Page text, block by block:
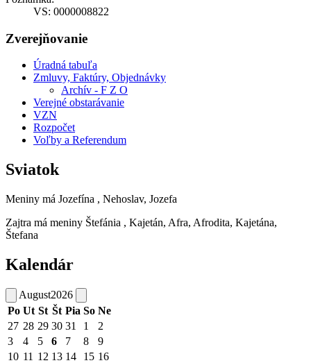
VS: 0000008822
Zverejňovanie
Úradná tabuľa
Zmluvy, Faktúry, Objednávky
Archív - F Z O
Verejné obstarávanie
VZN
Rozpočet
Voľby a Referendum
Sviatok
Meniny má Jozefína , Nehoslav, Jozefa
Zajtra má meniny Štefánia , Kajetán, Afra, Afrodita, Kajetána,
Štefana
Kalendár
August2026
Po Ut St Št Pia So Ne
27 28 29 30 31 1
2
3
4 5 6 7 8
9
10 11 12 13 14 15 16